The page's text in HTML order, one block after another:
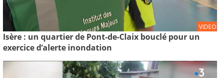
VIDEO
Isère : un quartier de Pont-de-Claix bouclé pour un
exercice d’alerte inondation